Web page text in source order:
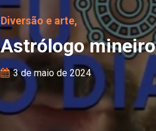
Diversão e arte,
Astrólogo
3 de maio de 2024